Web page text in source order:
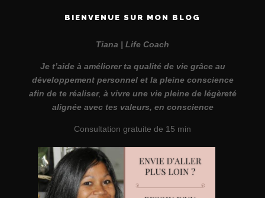
BIENVENUE SUR MON BLOG
Tiana | Life Coach
Je t’aide à améliorer ta qualité de vie grâce au
développement personnel et la pleine conscience
afin de te réaliser, à vivre une vie pleine de légèreté
alignée avec tes valeurs, en conscience
Consultation gratuite de 15 min